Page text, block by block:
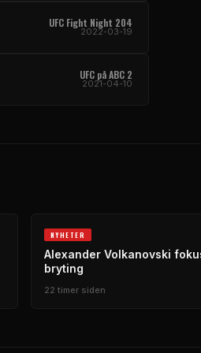
UFC Fight Night 204
2022-03-19
UFC på ABC 2
2021-04-10
NYHETER
Alexander Volkanovski
bryting
22 timer siden